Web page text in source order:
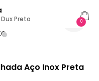
Preto 0
Aço Inox Preta